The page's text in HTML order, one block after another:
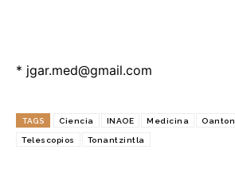
* jgar.med@gmail.com
TAGS Ciencia INAOE Medicina Oanton
Telescopios Tonantzintla